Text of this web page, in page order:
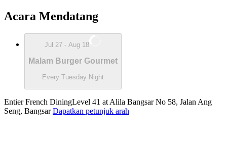
Acara Mendatang
Jul 27 - Aug 18
Malam Burger Gourmet
Every Tuesday Night
Entier French DiningLevel 41 at Alila Bangsar No 58, Jalan Ang
Seng, BangsarDapatkan petunjuk arah